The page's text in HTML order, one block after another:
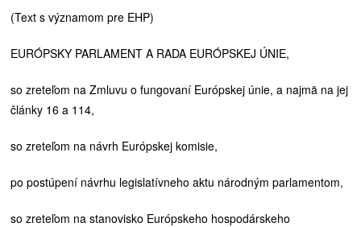
(Text s významom pre EHP)
EURÓPSKY PARLAMENT A RADA EURÓPSKEJ ÚNIE,
so zreteľom na Zmluvu o fungovaní Európskej únie, a najmä na jej
články 16 a 114,
so zreteľom na návrh Európskej komisie,
po postúpení návrhu legislatívneho aktu národným parlamentom,
so zreteľom na stanovisko Európskeho hospodárskeho